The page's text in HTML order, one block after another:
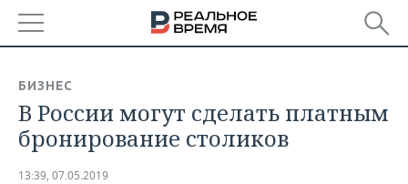
БАШКОРТОСТАН
ТАТАРСТАН
НОВОСТИ
АНАЛИТИКА
БИЗНЕС
В России могут сделать платным
бронирование столиков
13:39, 07.05.2019